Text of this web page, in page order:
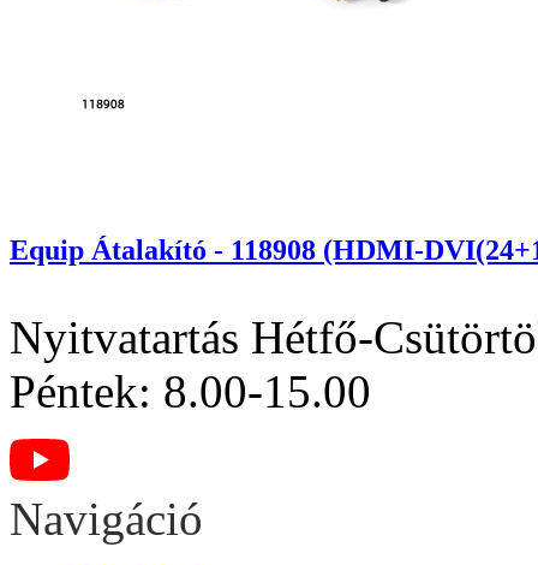
Equip Átalakító - 118908 (HDMI-
Nyitvatartás Hétfő-
Péntek: 8.00-15.00
Navigáció